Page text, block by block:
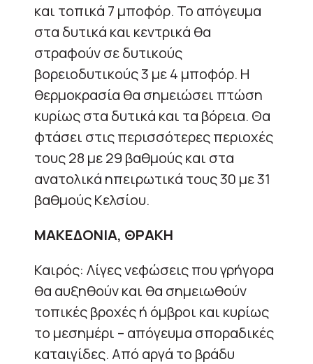
και τοπικά 7 μποφόρ. Το απόγευμα
στα δυτικά και κεντρικά θα
στραφούν σε δυτικούς
βορειοδυτικούς 3 με 4 μποφόρ. Η
θερμοκρασία θα σημειώσει πτώση
κυρίως στα δυτικά και τα βόρεια. Θα
φτάσει στις περισσότερες περιοχές
τους 28 με 29 βαθμούς και στα
ανατολικά ηπειρωτικά τους 30 με 31
βαθμούς Κελσίου.
ΜΑΚΕΔΟΝΙΑ, ΘΡΑΚΗ
Καιρός: Λίγες νεφώσεις που γρήγορα
θα αυξηθούν και θα σημειωθούν
τοπικές βροχές ή όμβροι και κυρίως
το μεσημέρι – απόγευμα σποραδικές
καταιγίδες. Από αργά το βράδυ